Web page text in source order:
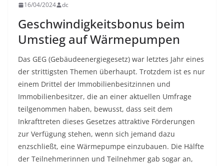
16/04/2024 dc
Geschwindigkeitsbonus beim
Umstieg auf Wärmepumpen
Das GEG (Gebäudeenergiegesetz) war letztes Jahr eines
der strittigsten Themen überhaupt. Trotzdem ist es nur
einem Drittel der Immobilienbesitzinnen und
Immobilienbesitzer, die an einer aktuellen Umfrage
teilgenommen haben, bewusst, dass seit dem
Inkrafttreten dieses Gesetzes attraktive Förderungen
zur Verfügung stehen, wenn sich jemand dazu
enzschließt, eine Wärmepumpe einzubauen. Die Hälfte
der Teilnehmerinnen und Teilnehmer gab sogar an,